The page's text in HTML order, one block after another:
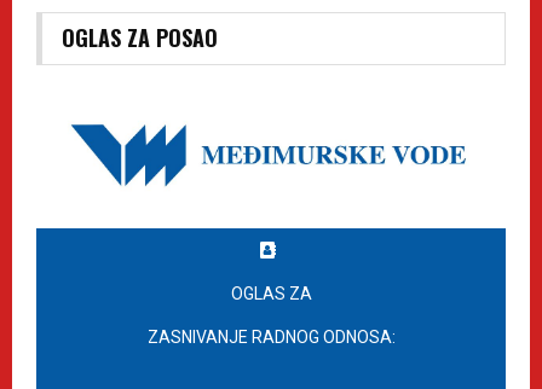
OGLAS ZA POSAO
OGLAS ZA
ZASNIVANJE RADNOG ODNOSA: